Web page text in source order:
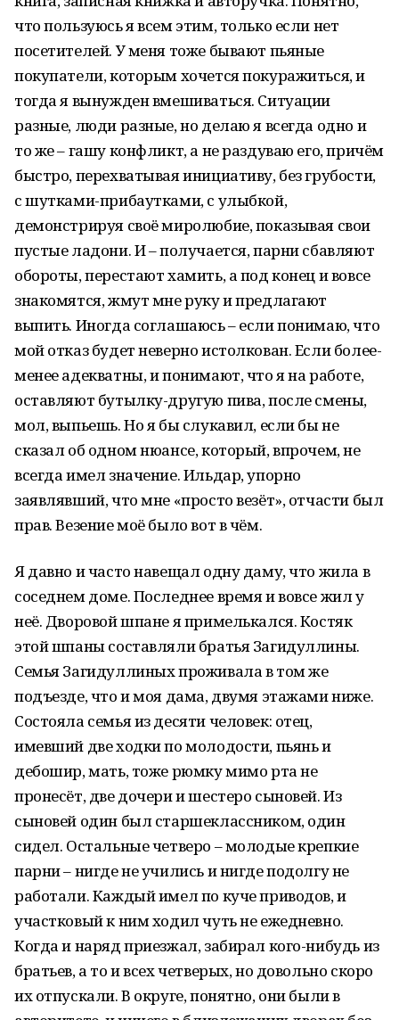
что пользуюсь я всем этим, только если нет
посетителей. У меня тоже бывают пьяные
покупатели, которым хочется покуражиться, и
тогда я вынужден вмешиваться. Ситуации
разные, люди разные, но делаю я всегда одно и
то же – гашу конфликт, а не раздуваю его, причём
быстро, перехватывая инициативу, без грубости,
с шутками-прибаутками, с улыбкой,
демонстрируя своё миролюбие, показывая свои
пустые ладони. И – получается, парни сбавляют
обороты, перестают хамить, а под конец и вовсе
знакомятся, жмут мне руку и предлагают
выпить. Иногда соглашаюсь – если понимаю, что
мой отказ будет неверно истолкован. Если более-
менее адекватны, и понимают, что я на работе,
оставляют бутылку-другую пива, после смены,
мол, выпьешь. Но я бы слукавил, если бы не
сказал об одном нюансе, который, впрочем, не
всегда имел значение. Ильдар, упорно
заявлявший, что мне «просто везёт», отчасти был
прав. Везение моё было вот в чём.
Я давно и часто навещал одну даму, что жила в
соседнем доме. Последнее время и вовсе жил у
неё. Дворовой шпане я примелькался. Костяк
этой шпаны составляли братья Загидуллины.
Семья Загидуллиных проживала в том же
подъезде, что и моя дама, двумя этажами ниже.
Состояла семья из десяти человек: отец,
имевший две ходки по молодости, пьянь и
дебошир, мать, тоже рюмку мимо рта не
пронесёт, две дочери и шестеро сыновей. Из
сыновей один был старшеклассником, один
сидел. Остальные четверо – молодые крепкие
парни – нигде не учились и нигде подолгу не
работали. Каждый имел по куче приводов, и
участковый к ним ходил чуть не ежедневно.
Когда и наряд приезжал, забирал кого-нибудь из
братьев, а то и всех четверых, но довольно скоро
их отпускали. В округе, понятно, они были в